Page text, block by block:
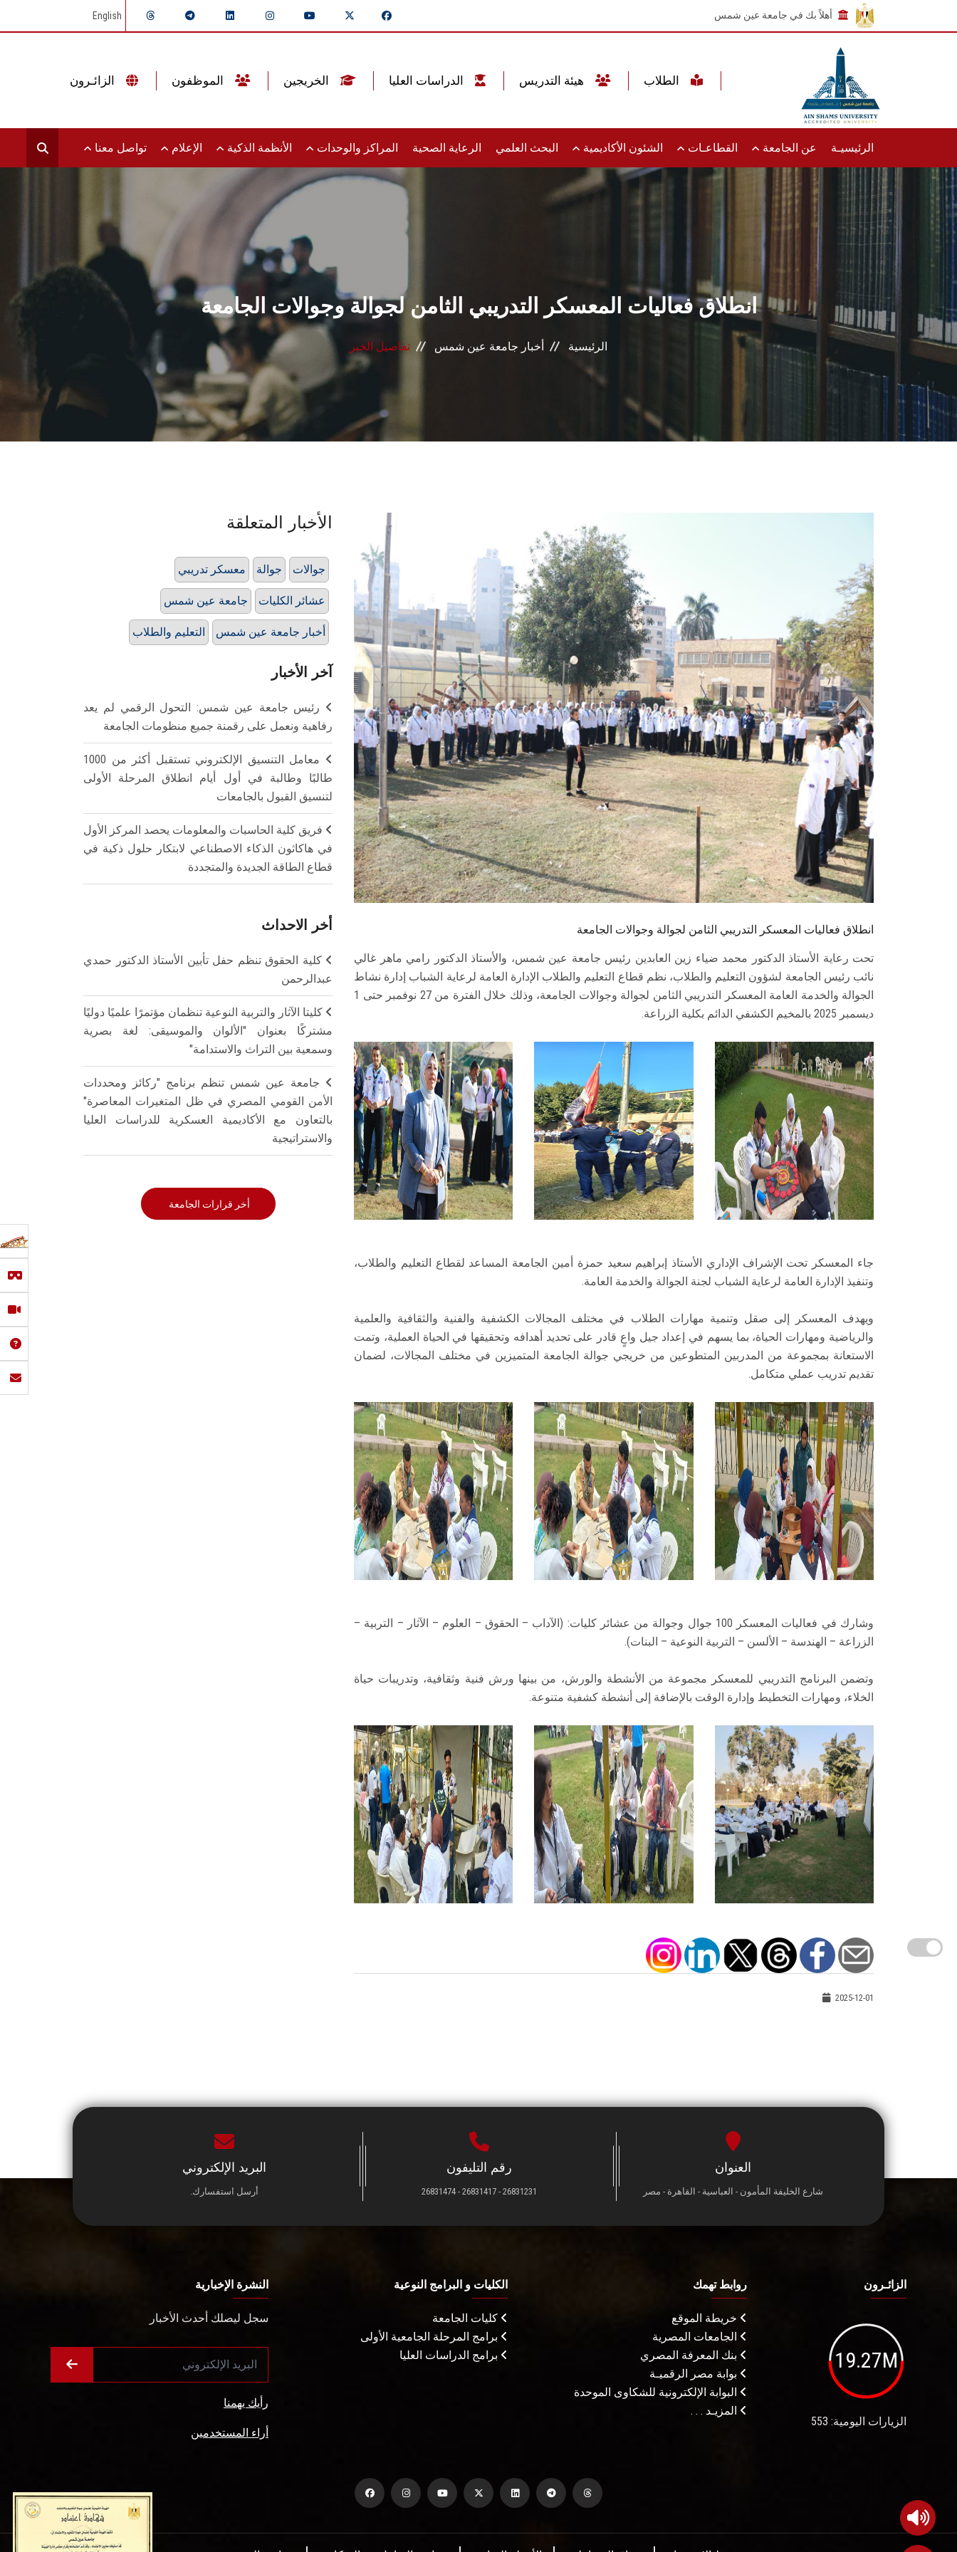
أهلاً بك في جامعة عين شمس English
الرئيسيـة عن الجامعة القطاعـات الشئون الأكاديمية البحث العلمي الرعاية الصحية المراكز والوحدات الأنظمة الذكية الإعلام تواصل معنا
انطلاق فعاليات المعسكر التدريبي الثامن لجوالة وجوالات الجامعة
الرئيسية أخبار جامعة عين شمس تفاصيل الخبر
انطلاق فعاليات المعسكر التدريبي الثامن لجوالة وجوالات الجامعة
تحت رعاية الأستاذ الدكتور محمد ضياء زين العابدين رئيس جامعة عين شمس، والأستاذ الدكتور رامي ماهر غالي
نائب رئيس الجامعة لشؤون التعليم والطلاب، نظم قطاع التعليم والطلاب الإدارة العامة لرعاية الشباب إدارة نشاط
الجوالة والخدمة العامة المعسكر التدريبي الثامن لجوالة وجوالات الجامعة، وذلك خلال الفترة من 27 نوفمبر حتى 1
ديسمبر 2025 بالمخيم الكشفي الدائم بكلية الزراعة.
جاء المعسكر تحت الإشراف الإداري الأستاذ إبراهيم سعيد حمزة أمين الجامعة المساعد لقطاع التعليم والطلاب،
وتنفيذ الإدارة العامة لرعاية الشباب لجنة الجوالة والخدمة العامة.
ويهدف المعسكر إلى صقل وتنمية مهارات الطلاب في مختلف المجالات الكشفية والفنية والثقافية والعلمية
والرياضية ومهارات الحياة، بما يسهم في إعداد جيل واعٍ قادر على تحديد أهدافه وتحقيقها في الحياة العملية، وتمت
الاستعانة بمجموعة من المدربين المتطوعين من خريجي جوالة الجامعة المتميزين في مختلف المجالات، لضمان
تقديم تدريب عملي متكامل.
وشارك في فعاليات المعسكر 100 جوال وجوالة من عشائر كليات: (الآداب – الحقوق – العلوم – الآثار – التربية –
الزراعة – الهندسة – الألسن – التربية النوعية – البنات).
وتضمن البرنامج التدريبي للمعسكر مجموعة من الأنشطة والورش، من بينها ورش فنية وثقافية، وتدريبات حياة
الخلاء، ومهارات التخطيط وإدارة الوقت بالإضافة إلى أنشطة كشفية متنوعة.
2025-12-01
الأخبار المتعلقة
معسكر تدريبي جوالة جوالات
جامعة عين شمس عشائر الكليات
التعليم والطلاب أخبار جامعة عين شمس
آخر الأخبار
رئيس جامعة عين شمس: التحول الرقمي لم يعد
رفاهية ونعمل على رقمنة جميع منظومات الجامعة
معامل التنسيق الإلكتروني تستقبل أكثر من 1000
طالبًا وطالبة في أول أيام انطلاق المرحلة الأولى
لتنسيق القبول بالجامعات
فريق كلية الحاسبات والمعلومات يحصد المركز الأول
في هاكاثون الذكاء الاصطناعي لابتكار حلول ذكية في
قطاع الطاقة الجديدة والمتجددة
أخر الاحداث
كلية الحقوق تنظم حفل تأبين الأستاذ الدكتور حمدي
عبدالرحمن
كليتا الآثار والتربية النوعية تنظمان مؤتمرًا علميًا دوليًا
مشتركًا بعنوان "الألوان والموسيقى: لغة بصرية
وسمعية بين التراث والاستدامة"
جامعة عين شمس تنظم برنامج "ركائز ومحددات
الأمن القومي المصري في ظل المتغيرات المعاصرة"
بالتعاون مع الأكاديمية العسكرية للدراسات العليا
والاستراتيجية
أخر قرارات الجامعة
العنوان
شارع الخليفة المأمون - العباسية - القاهرة - مصر
رقم التليفون
26831231 - 26831417 - 26831474
البريد الإلكتروني
أرسل استفسارك.
الزائـرون
19.27M
الزيارات اليومية: 553
روابط تهمك
خريطة الموقع
الجامعات المصرية
بنك المعرفة المصري
بوابة مصر الرقميـة
البوابة الإلكترونية للشكاوى الموحدة
المزيـد . . .
الكليات و البرامج النوعية
كليات الجامعة
برامج المرحلة الجامعية الأولى
برامج الدراسات العليا
النشرة الإخبارية
سجل ليصلك أحدث الأخبار
رأيك يهمنا
أراء المستخدمين